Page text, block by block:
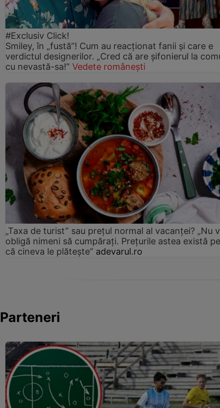
#Exclusiv Click!
Smiley, în „fustă”! Cum au reacționat fanii și care e
verdictul designerilor. „Cred că are șifonierul la
cu nevastă-sa!” Vedete românești
„Taxa de turist” sau prețul normal al vacanței? „Nu
obligă nimeni să cumpărați. Prețurile astea există
că cineva le plătește” adevarul.ro
Parteneri